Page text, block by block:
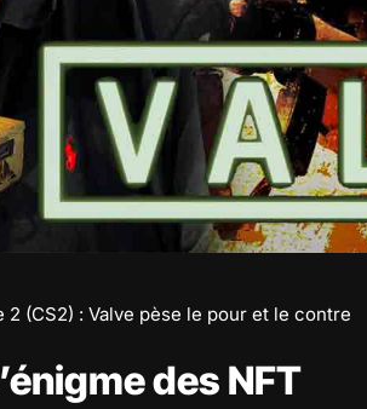
(CS2) : Valve pèse le pour et le contre
des NFT